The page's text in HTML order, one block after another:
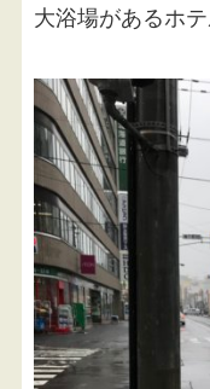
大浴場があるホ